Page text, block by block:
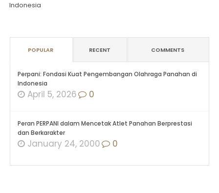
Indonesia
POPULAR RECENT COMMENTS
Perpani: Fondasi Kuat Pengembangan Olahraga Panahan di
Indonesia
April 5, 2026 0
Peran PERPANI dalam Mencetak Atlet Panahan Berprestasi
dan Berkarakter
January 24, 2000 0